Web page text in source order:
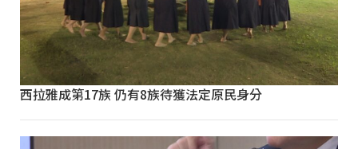
西拉雅成第17族 仍有8族待獲法定原民身分